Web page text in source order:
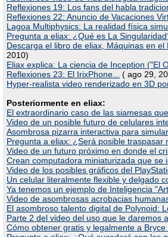
Reflexiones 19: Los fans del habla
Reflexiones 22: Anuncio de Vacaciones
Lagoa Multiphysics: La realidad física
Pregunta a eliax: ¿Qué es La
Descarga el libro de eliax, Máquinas en
2010)
Eliax explica: La ciencia de Inception ("El
Reflexiones 23: El IrixPhone...
( ago 29,
Hyper-realista video renderizado en 3D
Posteriormente en eliax:
El extraordinario caso de las siamesas
Video de un posible futuro de celulares
Asombrosa pizarra interactiva para
Pregunta a eliax: ¿Será posible traspasar
Video de un futuro próximo en donde el
Crean computadora miniaturizada que se
Video de los posibles gráficos del
Un celular literalmente flexible y delgado
Ya tenemos un ejemplo de Inteligencia
Video de asombrosas acrobacias
El asombroso talento digital de Polynoid:
Parte 2 del video del uso que le daremos
Cómo obtener gratis y legalmente a